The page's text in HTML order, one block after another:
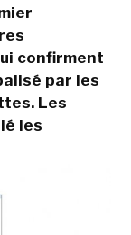
confirment
par les
Les
les